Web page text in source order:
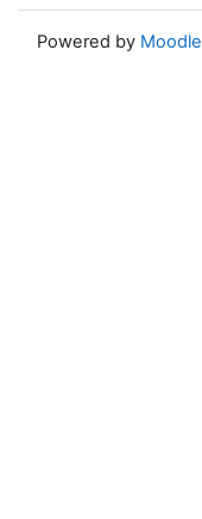
Powered by Moodle